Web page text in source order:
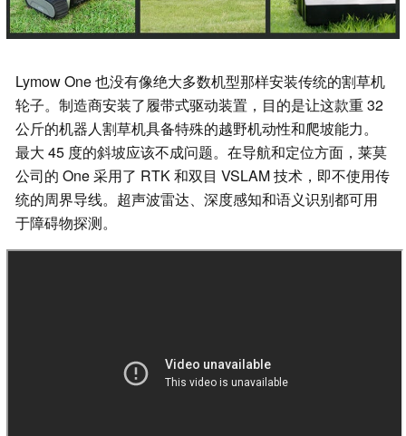
Lymow One 也没有像绝大多数机型那样安装传统的割草机
轮子。制造商安装了履带式驱动装置，目的是让这款重 32
公斤的机器人割草机具备特殊的越野机动性和爬坡能力。
最大 45 度的斜坡应该不成问题。在导航和定位方面，莱莫
公司的 One 采用了 RTK 和双目 VSLAM 技术，即不使用传
统的周界导线。超声波雷达、深度感知和语义识别都可用
于障碍物探测。